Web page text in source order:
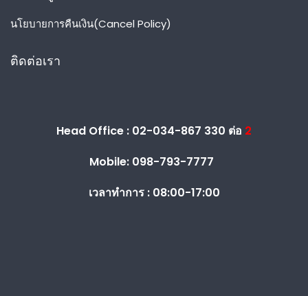
นโยบายการคืนเงิน(Cancel Policy)
ติดต่อเรา
Head Office : 02-034-867 330 ต่อ 2
Mobile: 098-793-7777
เวลาทำการ :08:00-17:00